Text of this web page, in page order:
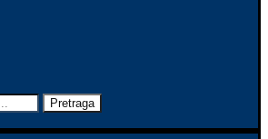
Pretraga